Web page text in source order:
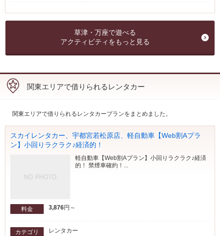
草津・万座で遊べる
アクティビティをもっと見る
関東エリアで借りられるレンタカー
関東エリアで借りられるレンタカープランをまとめました。
スカイレンタカー、宇都宮若松原店、軽自動車【Web割Aプラ
ン】小回りラクラク♪経済的！
軽自動車【Web割Aプラン】小回りラクラク♪経済
的！ 禁煙車確約！...
料金 3,876円～
カテゴリ レンタカー